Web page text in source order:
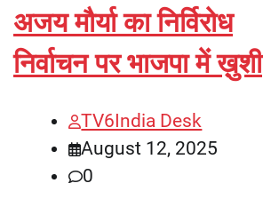
अजय मौर्या का निर्विरोध
निर्वाचन पर भाजपा में ख़ुशी
TV6India Desk
August 12, 2025
0